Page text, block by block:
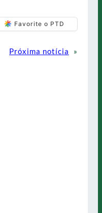
Favorite o PTD
Próxima notícia
»